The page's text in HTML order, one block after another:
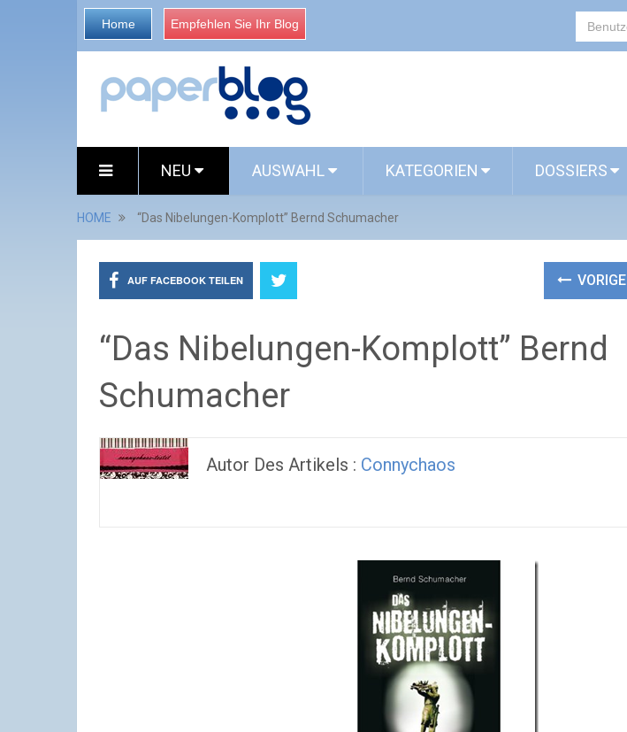
Home Empfehlen Sie Ihr Blog
NEU AUSWAHL KATEGORIEN DOSSIERS
HOME “Das Nibelungen-Komplott” Bernd Schumacher
AUF FACEBOOK TEILEN VORIGE
“Das Nibelungen-Komplott” Bernd
Schumacher
Autor Des Artikels : Connychaos